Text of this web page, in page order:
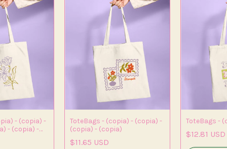
- (copia) -
- (copia) -
ToteBags - (copia) - (copia) -
(copia) - (copia)
$11.65 USD
ToteBags -
$12.81 USD